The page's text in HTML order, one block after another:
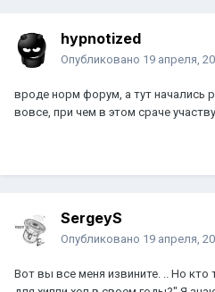
hypnotized
Опубликовано 19 апреля,
вроде норм форум, а тут начались
вовсе, при чем в этом сраче